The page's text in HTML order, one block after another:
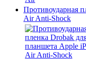
Противоударная
Air Anti-Shock